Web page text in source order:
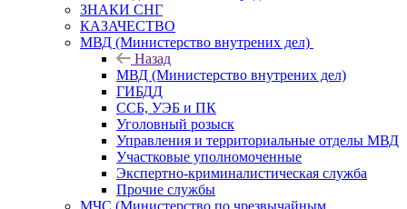
ЗНАКИ СНГ
КАЗАЧЕСТВО
МВД (Министерство внутрених дел)
Назад
МВД (Министерство внутрених дел)
ГИБДД
ССБ, УЭБ и ПК
Уголовный розыск
Управления и территориальные отделы МВД
Участковые уполномоченные
Экспертно-криминалистическая служба
Прочие службы
МЧС (Министерство по чрезвычайным